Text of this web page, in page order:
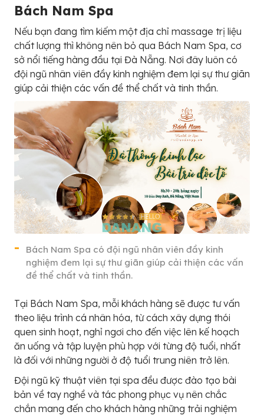
Bách Nam Spa
Nếu bạn đang tìm kiếm một địa chỉ massage trị liệu
chất lượng thì không nên bỏ qua Bách Nam Spa, cơ
sở nổi tiếng hàng đầu tại Đà Nẵng. Nơi đây luôn có
đội ngũ nhân viên đầy kinh nghiệm đem lại sự thư giãn
giúp cải thiện các vấn đề thể chất và tinh thần.
Bách Nam Spa có đội ngũ nhân viên đầy kinh
nghiệm đem lại sự thư giãn giúp cải thiện các vấn
đề thể chất và tinh thần.
Tại Bách Nam Spa, mỗi khách hàng sẽ được tư vấn
theo liệu trình cá nhân hóa, từ cách xây dựng thói
quen sinh hoạt, nghỉ ngơi cho đến việc lên kế hoạch
ăn uống và tập luyện phù hợp với từng độ tuổi, nhất
là đối với những người ở độ tuổi trung niên trở lên.
Đội ngũ kỹ thuật viên tại spa đều được đào tạo bài
bản về tay nghề và tác phong phục vụ nên chắc
chắn mang đến cho khách hàng những trải nghiệm